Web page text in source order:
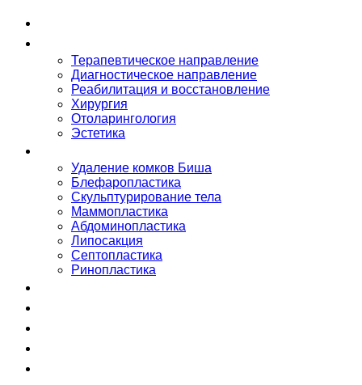
Терапевтическое направление
Диагностическое направление
Реабилитация и восстановление
Хирургия
Отоларингология
Эстетика
Удаление комков Биша
Блефаропластика
Скульптурирование тела
Маммопластика
Абдоминопластика
Липосакция
Септопластика
Ринопластика